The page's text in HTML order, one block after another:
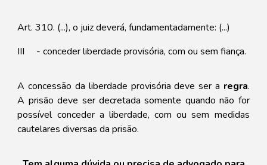
Art. 310. (...), o juiz deverá, fundamentadamente: (...)
III
- conceder liberdade provisória, com ou sem fiança.
A concessão da liberdade provisória deve ser a regra.
A prisão deve ser decretada somente quando não for
possível conceder a liberdade, com ou sem medidas
cautelares diversas da prisão.